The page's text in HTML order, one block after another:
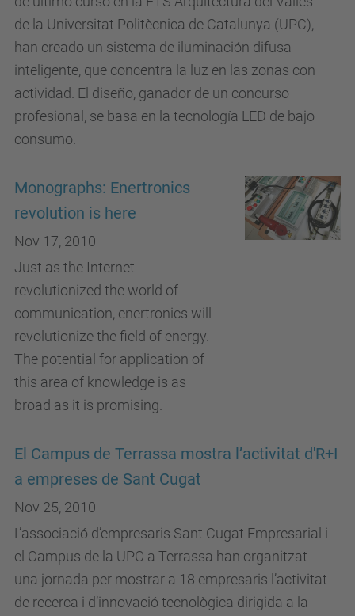
de la Universitat Politècnica de Catalunya (UPC),
han creado un sistema de iluminación difusa
inteligente, que concentra la luz en las zonas con
actividad. El diseño, ganador de un concurso
profesional, se basa en la tecnología LED de bajo
consumo.
Monographs: Enertronics
revolution is here
Nov 17, 2010
Just as the Internet
revolutionized the world of
communication, enertronics will
revolutionize the field of energy.
The potential for application of
this area of knowledge is as
broad as it is promising.
El Campus de Terrassa mostra l’activitat d'R+I
a empreses de Sant Cugat
Nov 25, 2010
L’associació d’empresaris Sant Cugat Empresarial i
el Campus de la UPC a Terrassa han organitzat
una jornada per mostrar a 18 empresaris l’activitat
de recerca i d’innovació tecnològica dirigida a la